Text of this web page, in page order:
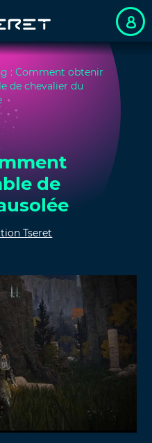
: Comment obtenir
de chevalier du
de
Tseret